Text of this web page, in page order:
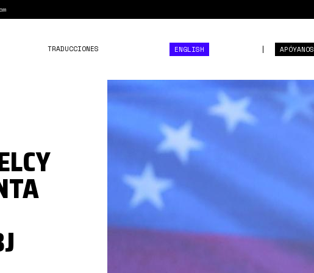
APÓYANOS
TRADUCCIONES ENGLISH
delcy.jpg